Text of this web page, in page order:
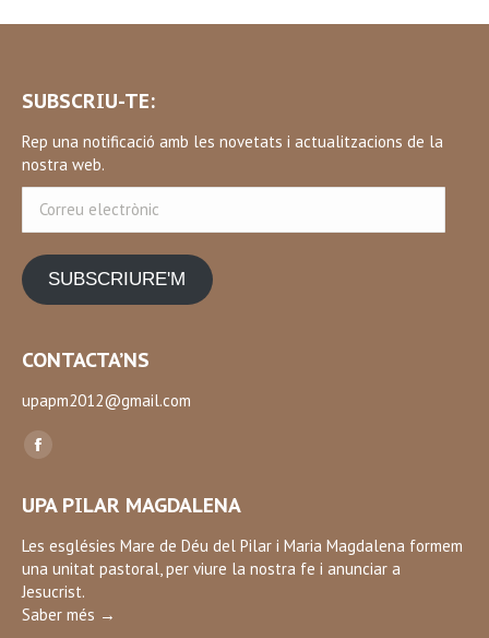
SUBSCRIU-TE:
Rep una notificació amb les novetats i actualitzacions de la
nostra web.
electrònic
SUBSCRIURE'M
CONTACTA’NS
upapm2012@gmail.com
Find us on:
Facebook
opens
in
new
window
UPA PILAR MAGDALENA
Les esglésies Mare de Déu del Pilar i Maria Magdalena formem
una unitat pastoral, per viure la nostra fe i anunciar a
Jesucrist.
Saber més →